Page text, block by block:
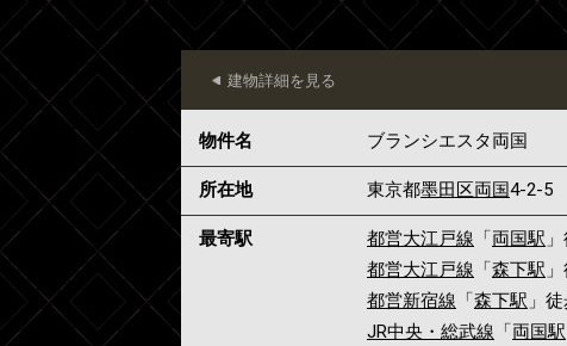
建物詳細を見る
物件名 ブランシエスタ両国
所在地 東京都墨田区両国4-2-5
最寄駅 都営大江戸線 「両国駅
都営大江戸線 「森下駅
都営新宿線 「森下駅 」
JR中央・総武線 「両国駅